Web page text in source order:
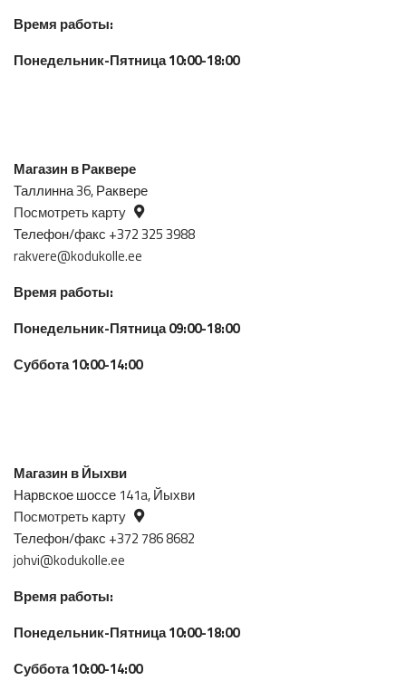
Время работы:
Понедельник-Пятница 10:00-18:00
Магазин в Раквере
Таллинна 36, Раквере
Посмотреть карту
Телефон/факс +372 325 3988
rakvere@kodukolle.ee
Время работы:
Понедельник-Пятница 09:00-18:00
Суббота 10:00-14:00
Магазин в Йыхви
Нарвское шоссе 141a, Йыхви
Посмотреть карту
Телефон/факс +372 786 8682
johvi@kodukolle.ee
Время работы:
Понедельник-Пятница 10:00-18:00
Суббота 10:00-14:00